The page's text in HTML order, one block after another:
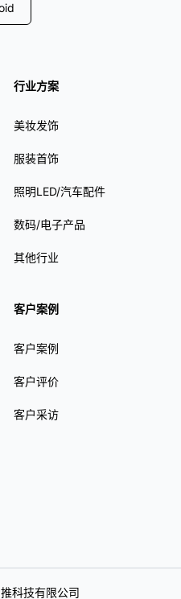
行业方案
美妆发饰
服装首饰
照明LED/汽车配件
数码/电子产品
其他行业
客户案例
客户案例
客户评价
客户采访
科技有限公司